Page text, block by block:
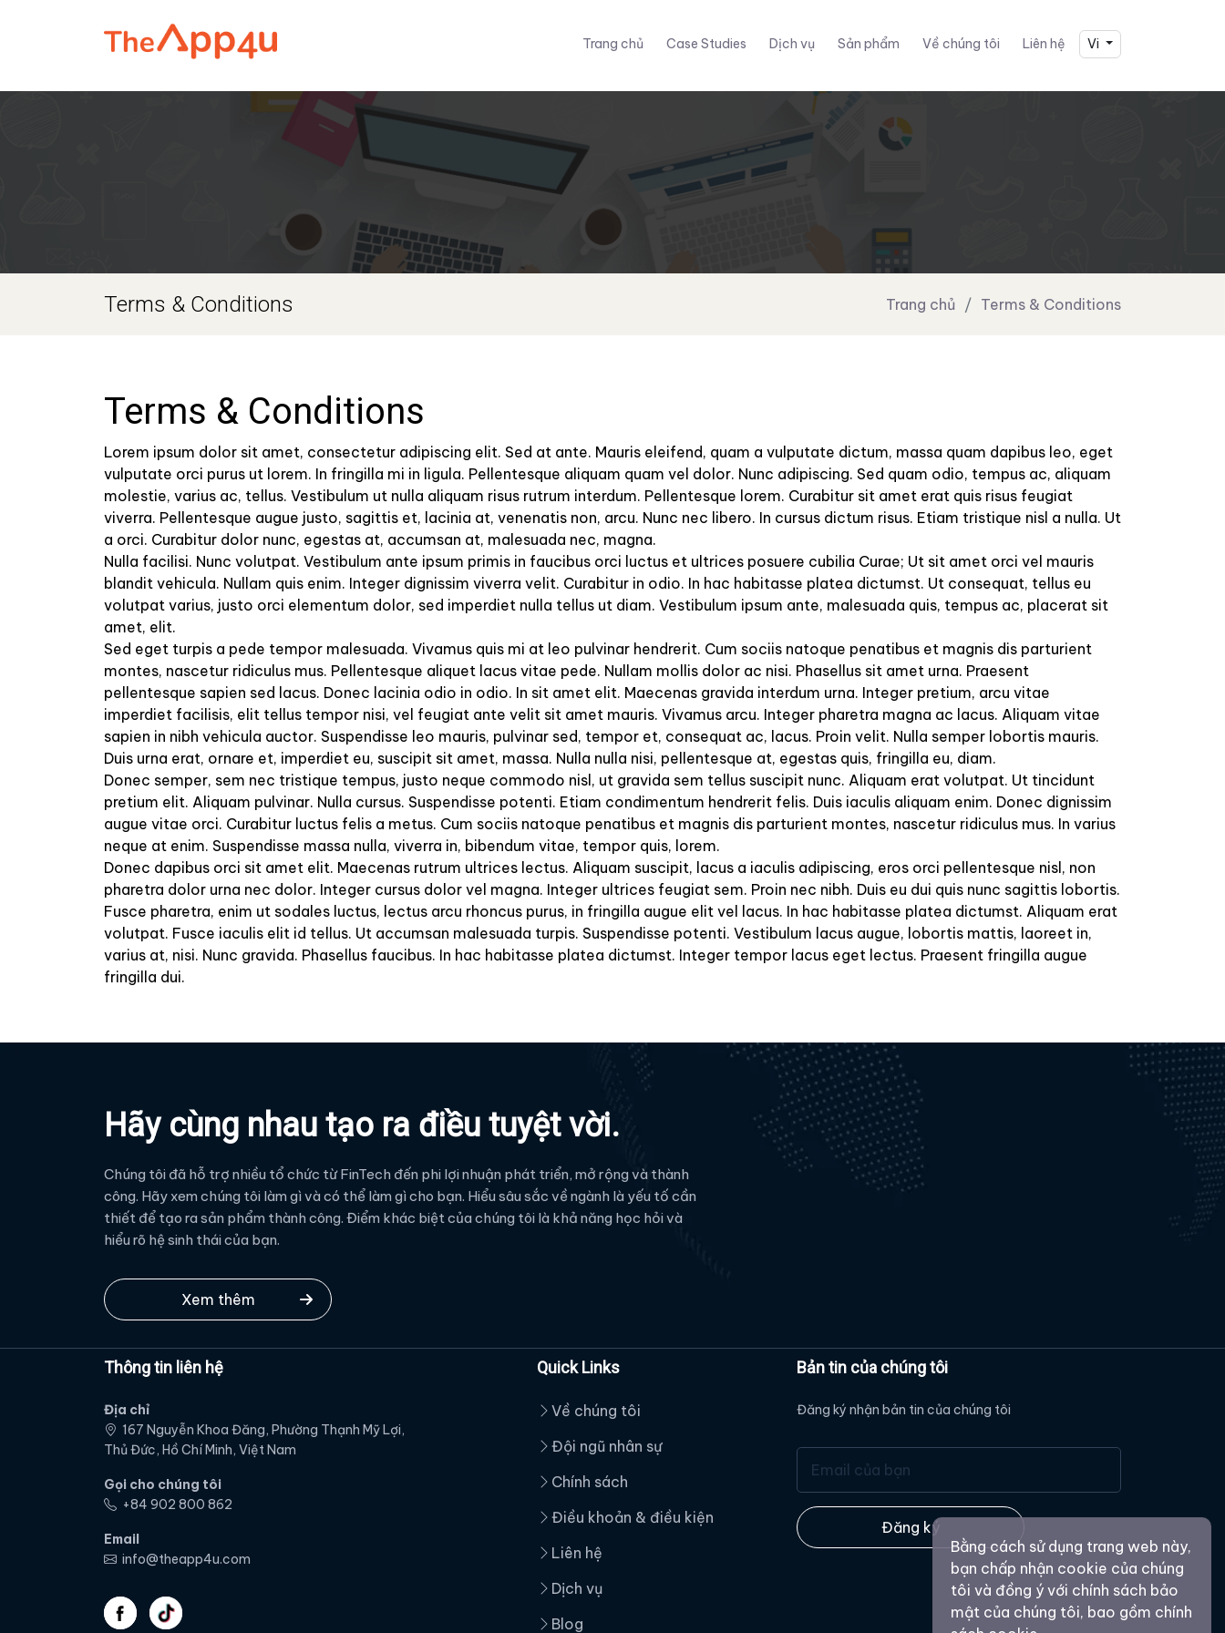
Trang chủ Case Studies Dịch vụ Sản phẩm Về chúng tôi Liên hệ Vi
Terms & Conditions Trang chủ Terms & Conditions
Terms & Conditions
Lorem ipsum dolor sit amet, consectetur adipiscing elit. Sed at ante. Mauris eleifend, quam a vulputate dictum, massa quam dapibus leo, eget
vulputate orci purus ut lorem. In fringilla mi in ligula. Pellentesque aliquam quam vel dolor. Nunc adipiscing. Sed quam odio, tempus ac, aliquam
molestie, varius ac, tellus. Vestibulum ut nulla aliquam risus rutrum interdum. Pellentesque lorem. Curabitur sit amet erat quis risus feugiat
viverra. Pellentesque augue justo, sagittis et, lacinia at, venenatis non, arcu. Nunc nec libero. In cursus dictum risus. Etiam tristique nisl a nulla. Ut
a orci. Curabitur dolor nunc, egestas at, accumsan at, malesuada nec, magna.
Nulla facilisi. Nunc volutpat. Vestibulum ante ipsum primis in faucibus orci luctus et ultrices posuere cubilia Curae; Ut sit amet orci vel mauris
blandit vehicula. Nullam quis enim. Integer dignissim viverra velit. Curabitur in odio. In hac habitasse platea dictumst. Ut consequat, tellus eu
volutpat varius, justo orci elementum dolor, sed imperdiet nulla tellus ut diam. Vestibulum ipsum ante, malesuada quis, tempus ac, placerat sit
amet, elit.
Sed eget turpis a pede tempor malesuada. Vivamus quis mi at leo pulvinar hendrerit. Cum sociis natoque penatibus et magnis dis parturient
montes, nascetur ridiculus mus. Pellentesque aliquet lacus vitae pede. Nullam mollis dolor ac nisi. Phasellus sit amet urna. Praesent
pellentesque sapien sed lacus. Donec lacinia odio in odio. In sit amet elit. Maecenas gravida interdum urna. Integer pretium, arcu vitae
imperdiet facilisis, elit tellus tempor nisi, vel feugiat ante velit sit amet mauris. Vivamus arcu. Integer pharetra magna ac lacus. Aliquam vitae
sapien in nibh vehicula auctor. Suspendisse leo mauris, pulvinar sed, tempor et, consequat ac, lacus. Proin velit. Nulla semper lobortis mauris.
Duis urna erat, ornare et, imperdiet eu, suscipit sit amet, massa. Nulla nulla nisi, pellentesque at, egestas quis, fringilla eu, diam.
Donec semper, sem nec tristique tempus, justo neque commodo nisl, ut gravida sem tellus suscipit nunc. Aliquam erat volutpat. Ut tincidunt
pretium elit. Aliquam pulvinar. Nulla cursus. Suspendisse potenti. Etiam condimentum hendrerit felis. Duis iaculis aliquam enim. Donec dignissim
augue vitae orci. Curabitur luctus felis a metus. Cum sociis natoque penatibus et magnis dis parturient montes, nascetur ridiculus mus. In varius
neque at enim. Suspendisse massa nulla, viverra in, bibendum vitae, tempor quis, lorem.
Donec dapibus orci sit amet elit. Maecenas rutrum ultrices lectus. Aliquam suscipit, lacus a iaculis adipiscing, eros orci pellentesque nisl, non
pharetra dolor urna nec dolor. Integer cursus dolor vel magna. Integer ultrices feugiat sem. Proin nec nibh. Duis eu dui quis nunc sagittis lobortis.
Fusce pharetra, enim ut sodales luctus, lectus arcu rhoncus purus, in fringilla augue elit vel lacus. In hac habitasse platea dictumst. Aliquam erat
volutpat. Fusce iaculis elit id tellus. Ut accumsan malesuada turpis. Suspendisse potenti. Vestibulum lacus augue, lobortis mattis, laoreet in,
varius at, nisi. Nunc gravida. Phasellus faucibus. In hac habitasse platea dictumst. Integer tempor lacus eget lectus. Praesent fringilla augue
fringilla dui.
Hãy cùng nhau tạo ra điều tuyệt vời.
Chúng tôi đã hỗ trợ nhiều tổ chức từ FinTech đến phi lợi nhuận phát triển, mở rộng và thành
công. Hãy xem chúng tôi làm gì và có thể làm gì cho bạn. Hiểu sâu sắc về ngành là yếu tố cần
thiết để tạo ra sản phẩm thành công. Điểm khác biệt của chúng tôi là khả năng học hỏi và
hiểu rõ hệ sinh thái của bạn.
Xem thêm
Thông tin liên hệ
Địa chỉ
167 Nguyễn Khoa Đăng, Phường Thạnh Mỹ Lợi,
Thủ Đức, Hồ Chí Minh, Việt Nam
Gọi cho chúng tôi
‭+84 902 800 862‬
Email
info@theapp4u.com
Quick Links
Về chúng tôi
Đội ngũ nhân sự
Chính sách
Điều khoản & điều kiện
Liên hệ
Dịch vụ
Blog
Bản tin của chúng tôi
Đăng ký nhận bản tin của chúng tôi
Đăng ký
Bằng cách sử dụng trang web này,
bạn chấp nhận cookie của chúng
tôi và đồng ý với chính sách bảo
mật của chúng tôi, bao gồm chính